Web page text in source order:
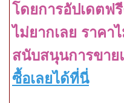
โดยการอัปเดตฟ
ไม่ยากเลย ราคา
สนับสนุนการขาย
ซื้อเลยได้ที่นี่